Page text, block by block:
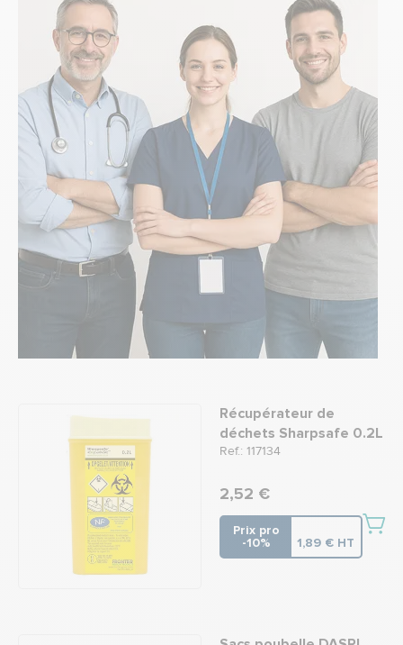
Récupérateur de
déchets Sharpsafe 0.2L
Ref.: 117134
2,52 €
Prix pro
-10%
1,89 € HT